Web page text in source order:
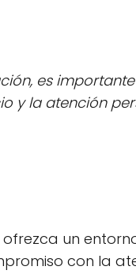
es
y la atención
un
con la